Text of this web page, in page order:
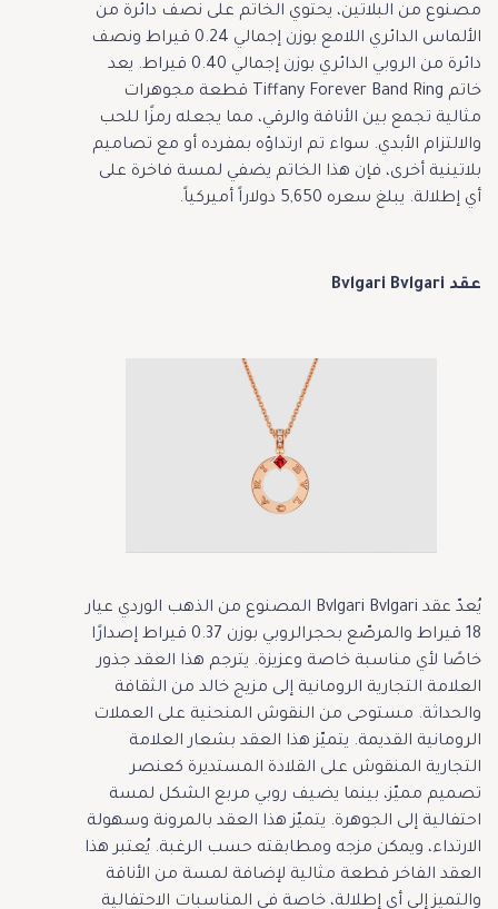
مصنوع من البلاتين، يحتوي الخاتم على نصف دائرة من
الألماس الدائري اللامع بوزن إجمالي 0.24 قيراط ونصف
دائرة من الروبي الدائري بوزن إجمالي 0.40 قيراط. يعد
خاتم Tiffany Forever Band Ring قطعة مجوهرات
مثالية تجمع بين الأناقة والرقي، مما يجعله رمزًا للحب
والالتزام الأبدي. سواء تم ارتداؤه بمفرده أو مع تصاميم
بلاتينية أخرى، فإن هذا الخاتم يضفي لمسة فاخرة على
أي إطلالة. يبلغ سعره 5,650 دولاراً أميركياً.
عقد Bvlgari Bvlgari
يُعدّ عقد Bvlgari Bvlgari المصنوع من الذهب الوردي عيار
18 قيراط والمرصّع بحجرالروبي بوزن 0.37 قيراط إصدارًا
خاصًا لأي مناسبة خاصة وعزيزة. يترجم هذا العقد جذور
العلامة التجارية الرومانية إلى مزيج خالد من الثقافة
والحداثة. مستوحى من النقوش المنحنية على العملات
الرومانية القديمة. يتميّز هذا العقد بشعار العلامة
التجارية المنقوش على القلادة المستديرة كعنصر
تصميم مميّز، بينما يضيف روبي مربع الشكل لمسة
احتفالية إلى الجوهرة. يتميّز هذا العقد بالمرونة وسهولة
الارتداء، ويمكن مزجه ومطابقته حسب الرغبة. يُعتبر هذا
العقد الفاخر قطعة مثالية لإضافة لمسة من الأناقة
والتميز إلى أي إطلالة، خاصة في المناسبات الاحتفالية